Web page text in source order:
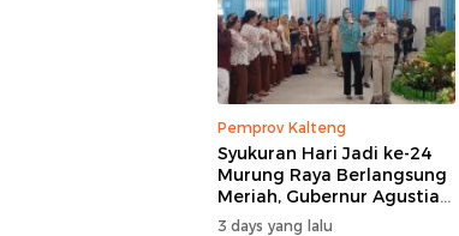
Pemprov Kalteng
Syukuran Hari Jadi ke-24
Murung Raya Berlangsung
Meriah, Gubernur Agustiar
Sabran Hibur Masyarakat
3 days yang lalu